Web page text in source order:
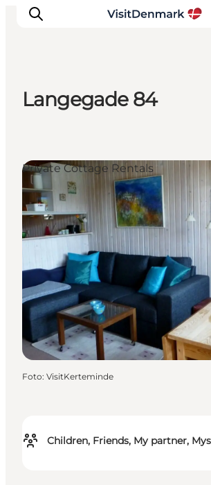
Wat te doen
Accommodaties
Plan je reis
Langegade 84
Children, Friends, My partner,
Private Cottage Rentals
Foto: VisitKerteminde